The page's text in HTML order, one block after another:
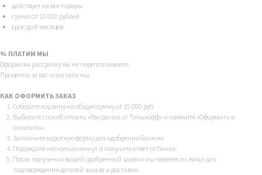
действует на все товары
сумма от 15 000 рублей
срок до 6 месяцев
% ПЛАТИМ МЫ
Оформляя рассрочку вы не переплачиваете.
Проценты за вас оплатили мы.
КАК ОФОРМИТЬ ЗАКАЗ
Соберите корзину на общую сумму от 15 000 руб.
Выберите способ оплаты «Рассрочка от Тинькофф» и нажмите «Оформить и
оплатить».
Заполните короткую форму для одобрения банком.
Подождите несколько минут и получите ответ от банка.
После получения вашей одобренной заявки мы свяжемся с вами для
подтверждения деталей заказа и доставки.